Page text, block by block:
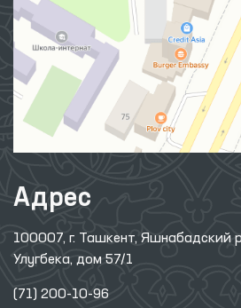
Адрес
100007, г. Ташкент, Яшнабадский
Улугбека, дом 57/1
(71) 200-10-96